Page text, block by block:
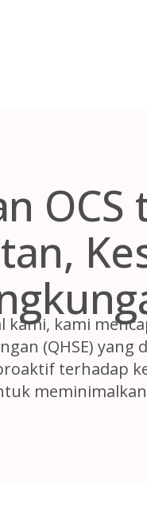
kami, kami
(QHSE)
terhadap